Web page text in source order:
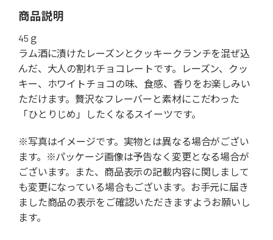
商品説明
45ｇ
ラム酒に漬けたレーズンとクッキークランチを混ぜ込
んだ、大人の割れチョコレートです。レーズン、クッ
キー、ホワイトチョコの味、食感、香りをお楽しみい
ただけます。贅沢なフレーバーと素材にこだわった
「ひとりじめ」したくなるスイーツです。
※写真はイメージです。実物とは異なる場合がござい
ます。※パッケージ画像は予告なく変更となる場合が
ございます。また、商品表示の記載内容に関しまして
も変更になっている場合もございます。お手元に届き
ました商品の表示をご確認いただきますようお願いし
ます。